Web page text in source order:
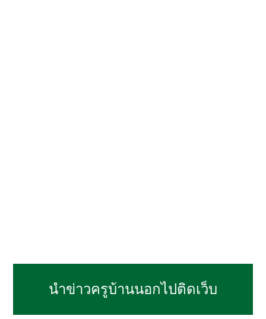
นำข่าวครูบ้านนอกไปติดเว็บ